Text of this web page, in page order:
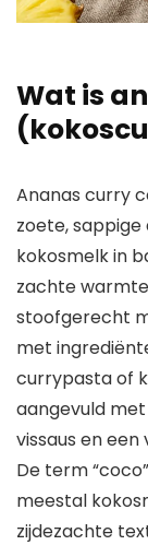
Wat is
Ananas curry
zoete,
kokosmelk in
zachte
stoofgerecht
met
currypasta of
aangevuld
vissaus en
De term
meestal
zijdezachte